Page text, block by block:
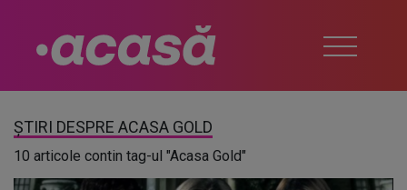
ȘTIRI DESPRE ACASA GOLD
10 articole contin tag-ul "Acasa Gold"